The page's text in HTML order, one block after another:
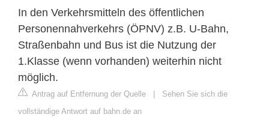
In den Verkehrsmitteln des öffentlichen
Personennahverkehrs (ÖPNV) z.B. U-Bahn,
Straßenbahn und Bus ist die Nutzung der
1.Klasse (wenn vorhanden) weiterhin nicht
möglich.
Antrag auf Entfernung der Quelle | Sehen Sie sich die
vollständige Antwort auf bahn.de an